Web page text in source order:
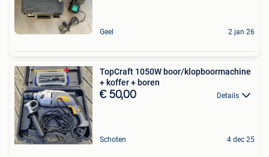
Geel 2 jan 26
TopCraft 1050W boor/klopboormachine
+ koffer + boren
€ 50,00 Details
Schoten 4 dec 25